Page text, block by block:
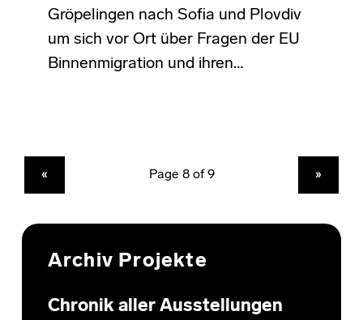
Gröpelingen nach Sofia und Plovdiv
um sich vor Ort über Fragen der EU
Binnenmigration und ihren…
« »
Archiv Projekte
Chronik aller Ausstellungen